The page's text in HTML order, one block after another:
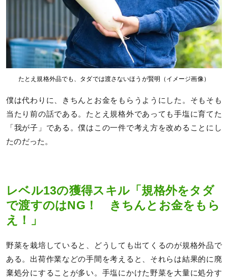
たとえ規格外品でも、タダでは渡さないほうが賢明（イメージ画像）
僕は代わりに、きちんとお金をもらうようにした。そもそも
当たり前の話である。たとえ規格外であっても手塩に育てた
「我が子」である。僕はこの一件で考え方を改めることにし
たのだった。
レベル13の獲得スキル「規格外をタダ
で渡すのはNG！ きちんとお金をもら
え！」
野菜を栽培していると、どうしても出てくるのが規格外品で
ある。出荷作業などの手間を考えると、それらは結果的に廃
棄処分にすることが多い。手塩にかけた野菜を大量に処分す